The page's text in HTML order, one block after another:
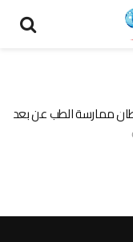
ممارسة الطب عن بعد